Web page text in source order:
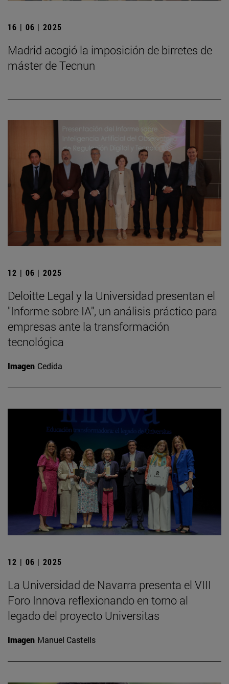
16 | 06 | 2025
Madrid acogió la imposición de birretes de
máster de Tecnun
12 | 06 | 2025
Deloitte Legal y la Universidad presentan el
"Informe sobre IA", un análisis práctico para
empresas ante la transformación
tecnológica
Imagen Cedida
12 | 06 | 2025
La Universidad de Navarra presenta el VIII
Foro Innova reflexionando en torno al
legado del proyecto Universitas
Imagen Manuel Castells